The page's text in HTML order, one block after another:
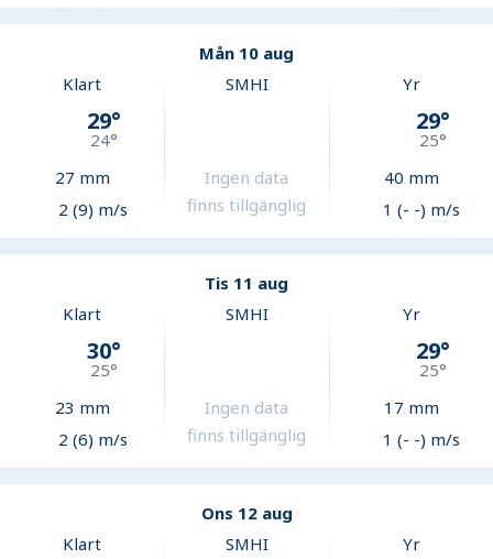
Mån 10 aug
Klart
29°
24°
27 mm
2 (9) m/s
SMHI
Ingen data
finns tillgänglig
Yr
29°
25°
40 mm
1 (- -) m/s
Tis 11 aug
Klart
30°
25°
23 mm
2 (6) m/s
SMHI
Ingen data
finns tillgänglig
Yr
29°
25°
17 mm
1 (- -) m/s
Ons 12 aug
Klart
SMHI Yr